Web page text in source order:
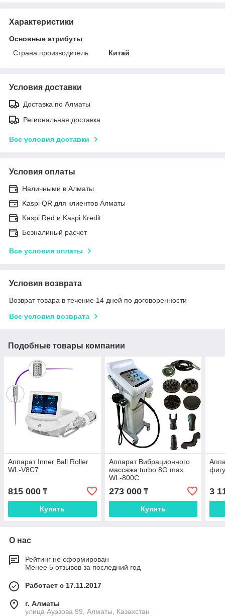
Характеристики
Основные атрибуты
Страна производитель
Китай
Условия доставки
Доставка по Алматы
Региональная доставка
Все условия доставки
Условия оплаты
Наличными в Алматы
Kaspi QR для клиентов Алматы
Kaspi Red и Kaspi Kredit.
Безналиный расчет
Все условия оплаты
Условия возврата
Возврат товара в течение 14 дней по договоренности
Все условия возврата
Подобные товары компании
Аппарат Inner Ball Roller
WL-V8C7
815 000 ₸
Купить
Аппарат Вибрационного
массажа turbo 8G max
WL-800C
273 000₸
Купить
3
О нас
Рейтинг не сформирован
Менее 5 отзывов за последний год
Работает с 17.11.2017
г. Алматы
улица Ауэзова 99, Алматы, Казахстан